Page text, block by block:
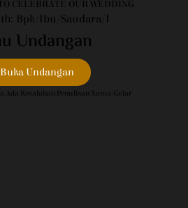
CELEBRATE OUR WEDDING
Bpk/Ibu/Saudara/i
Undangan
Buka Undangan
Ada Kesalahan Penulisan Nama/gelar